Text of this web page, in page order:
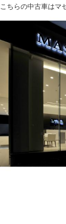
こちらの中古車はマ